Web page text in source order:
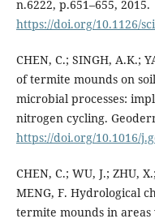
n.6222, p.651–655, 2015.
https://doi.org/10.1126/
CHEN, C.; SINGH, A.K.;
of termite mounds on
microbial processes:
nitrogen cycling.
https://doi.org/10.1016/
CHEN, C.; WU, J.; ZHU,
MENG, F. Hydrological
termite mounds in